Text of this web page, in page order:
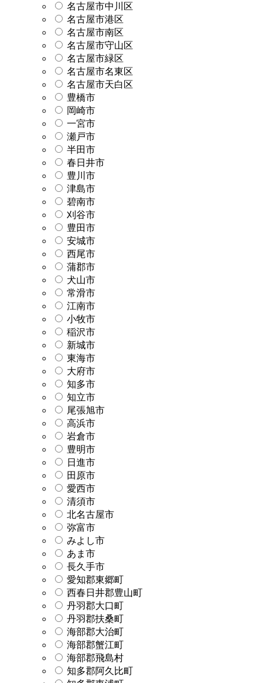
名古屋市中川区
名古屋市港区
名古屋市南区
名古屋市守山区
名古屋市緑区
名古屋市名東区
名古屋市天白区
豊橋市
岡崎市
一宮市
瀬戸市
半田市
春日井市
豊川市
津島市
碧南市
刈谷市
豊田市
安城市
西尾市
蒲郡市
犬山市
常滑市
江南市
小牧市
稲沢市
新城市
東海市
大府市
知多市
知立市
尾張旭市
高浜市
岩倉市
豊明市
日進市
田原市
愛西市
清須市
北名古屋市
弥富市
みよし市
あま市
長久手市
愛知郡東郷町
西春日井郡豊山町
丹羽郡大口町
丹羽郡扶桑町
海部郡大治町
海部郡蟹江町
海部郡飛島村
知多郡阿久比町